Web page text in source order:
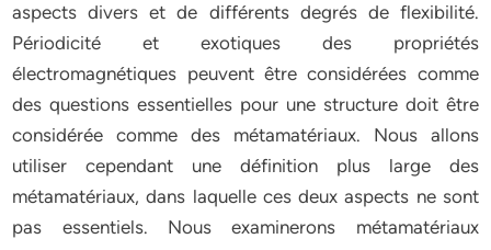
aspects divers et de différents degrés de flexibilité.
Périodicité et exotiques des propriétés
électromagnétiques peuvent être considérées comme
des questions essentielles pour une structure doit être
considérée comme des métamatériaux. Nous allons
utiliser cependant une définition plus large des
métamatériaux, dans laquelle ces deux aspects ne sont
pas essentiels. Nous examinerons métamatériaux